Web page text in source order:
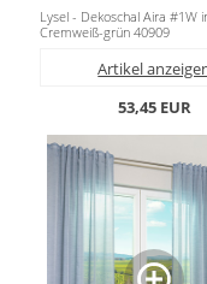
Lysel - Dekoschal Aira #1W
Cremweiß-grün 40909
Artikel
53,45 EUR